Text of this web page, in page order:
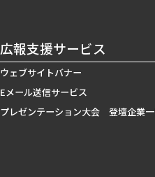
広報支援サービス
ウェブサイトバナー
Eメール送信サービス
プレゼンテーション大会 登壇企業